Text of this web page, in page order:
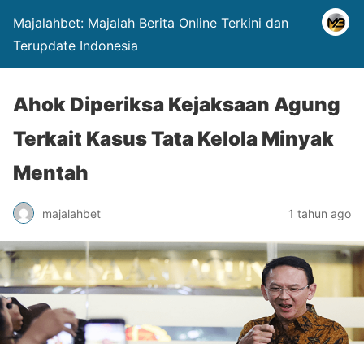
Majalahbet: Majalah Berita Online Terkini dan
Terupdate Indonesia
Ahok Diperiksa Kejaksaan Agung
Terkait Kasus Tata Kelola Minyak
Mentah
majalahbet 1 tahun ago